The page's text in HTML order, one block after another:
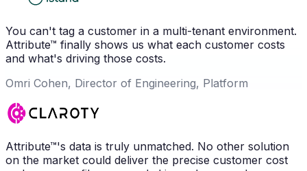
You can't tag a customer in a multi-tenant environment.
Attribute™ finally shows us what each customer costs
and what's driving those costs.
Omri Cohen, Director of Engineering, Platform
Attribute™'s data is truly unmatched. No other solution
on the market could deliver the precise customer cost